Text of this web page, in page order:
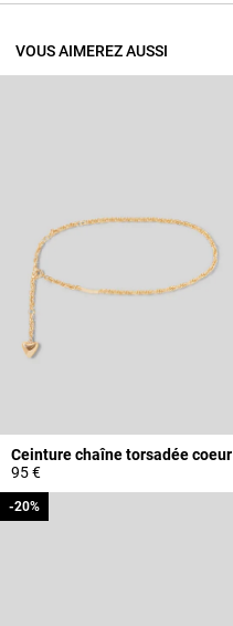
VOUS AIMEREZ AUSSI
Ceinture chaîne torsadée coeur
95 €
-20%
-20%